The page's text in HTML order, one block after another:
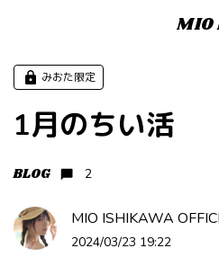
MIO
みおた限定
1月のちい活
BLOG 2
MIO ISHIKAWA
2024/03/23 19:22